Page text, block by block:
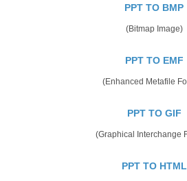
PPT TO BMP
(Bitmap Image)
PPT TO EMF
PPT TO GIF
PPT TO HTML